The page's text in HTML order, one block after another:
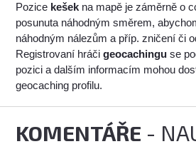
Pozice kešek na mapě je záměrně o
posunuta náhodným směrem,
náhodným nálezům a příp. zničení či
Registrovaní hráčigeocachingu se
pozici a dalším informacím mohou
geocaching profilu.
KOMENTÁŘE -